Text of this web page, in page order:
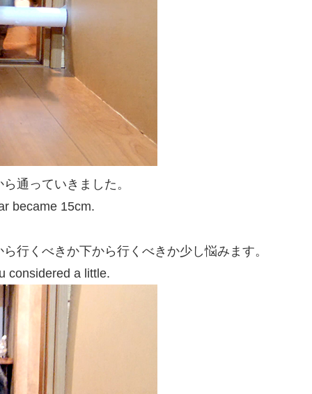
通っていきました。
became 15cm.
行くべきか下から行くべきか少し悩みます。
considered a little.